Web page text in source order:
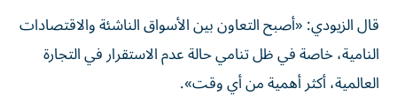
قال الزيودي: «أصبح التعاون بين الأسواق الناشئة والاقتصادات
النامية، خاصة في ظل تنامي حالة عدم الاستقرار في التجارة
العالمية، أكثر أهمية من أي وقت».